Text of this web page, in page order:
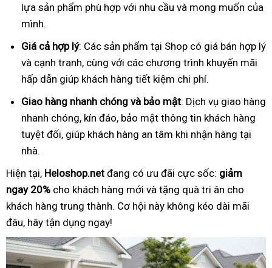
lựa sản phẩm phù hợp với nhu cầu và mong muốn của
mình.
Giá cả hợp lý: Các sản phẩm tại Shop có giá bán hợp lý
và cạnh tranh, cùng với các chương trình khuyến mãi
hấp dẫn giúp khách hàng tiết kiệm chi phí.
Giao hàng nhanh chóng và bảo mật: Dịch vụ giao hàng
nhanh chóng, kín đáo, bảo mật thông tin khách hàng
tuyệt đối, giúp khách hàng an tâm khi nhận hàng tại
nhà.
Hiện tại, Heloshop.net đang có ưu đãi cực sốc: giảm
ngay 20% cho khách hàng mới và tặng quà tri ân cho
khách hàng trung thành. Cơ hội này không kéo dài mãi
đâu, hãy tận dụng ngay!